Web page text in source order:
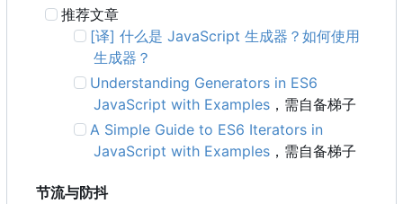
推荐文章
[译] 什么是 JavaScript 生成器？如何使用
生成器？
Understanding Generators in ES6
JavaScript with Examples ，需自备梯子
A Simple Guide to ES6 Iterators in
JavaScript with Examples ，需自备梯子
节流与防抖